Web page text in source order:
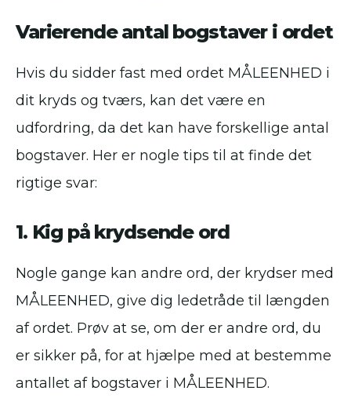
Varierende antal bogstaver i ordet
Hvis du sidder fast med ordet MÅLEENHED i
dit kryds og tværs, kan det være en
udfordring, da det kan have forskellige antal
bogstaver. Her er nogle tips til at finde det
rigtige svar:
1. Kig på krydsende ord
Nogle gange kan andre ord, der krydser med
MÅLEENHED, give dig ledetråde til længden
af ordet. Prøv at se, om der er andre ord, du
er sikker på, for at hjælpe med at bestemme
antallet af bogstaver i MÅLEENHED.